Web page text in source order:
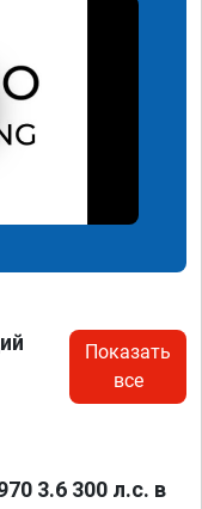
Показать
все
3.6 300 л.с. в